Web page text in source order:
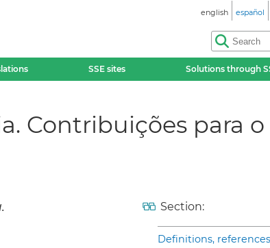
english español
SSE sites Solutions through
Contribuições para o
Section:
Definitions,